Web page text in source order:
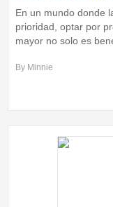
En un mundo donde
prioridad, optar por
mayor no solo es
sus familias
By Minnie